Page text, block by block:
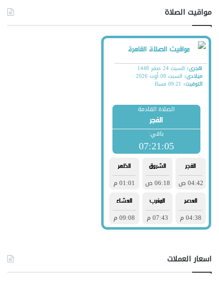
مواقيت الصلاة
اسعار العملات